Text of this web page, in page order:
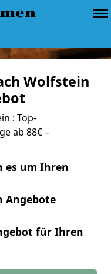
Wolfstein
: Top-
ab 88€ –
es um Ihren
Angebote
für Ihren